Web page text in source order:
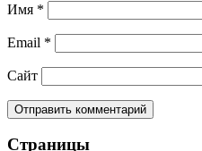
Имя *
Email *
Сайт
Страницы